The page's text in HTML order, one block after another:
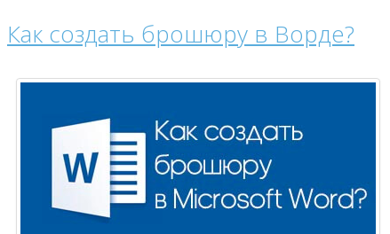
Как создать брошюру в Ворде?